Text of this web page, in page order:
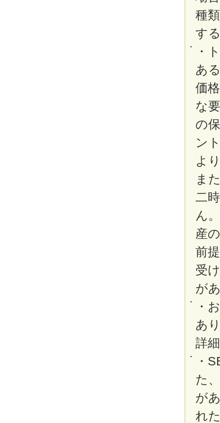
種
す
・
あ
価
な
の
ン
よ
ま
二
ん
産
前
受
が
・
あ
詳
・
た
が
れ